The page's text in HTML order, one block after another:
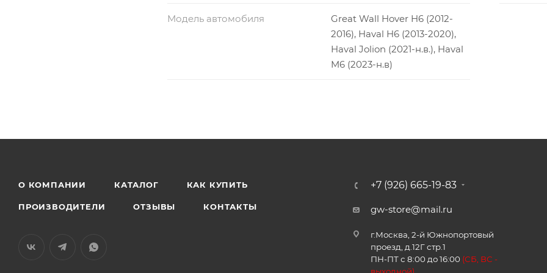
Модель автомобиля
Great Wall Hover H6 (2012-
2016), Haval H6 (2013-2020),
Haval Jolion (2021-н.в.), Haval
M6 (2023-н.в)
О КОМПАНИИ КАТАЛОГ КАК КУПИТЬ
ПРОИЗВОДИТЕЛИ ОТЗЫВЫ КОНТАКТЫ
+7 (926) 665-19-83
gw-store@mail.ru
г.Москва, 2-й Южнопортовый
проезд, д.12Г стр.1
ПН-ПТ с 8:00 до 16:00 (СБ, ВС -